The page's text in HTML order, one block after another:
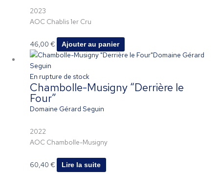
2023
AOC Chablis 1er Cru
46,00€ Ajouter au panier
En rupture de stock
Chambolle-Musigny “Derrière le
Four”
Domaine Gérard Seguin
2022
AOC Chambolle-Musigny
60,40€ Lire la suite